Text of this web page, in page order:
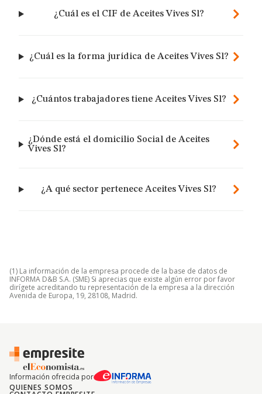
¿Cuál es el CIF de Aceites Vives Sl?
¿Cuál es la forma jurídica de Aceites Vives Sl?
¿Cuántos trabajadores tiene Aceites Vives Sl?
¿Dónde está el domicilio Social de Aceites
Vives Sl?
¿A qué sector pertenece Aceites Vives Sl?
(1) La información de la empresa procede de la base de datos de
INFORMA D&B S.A. (SME) Si aprecias que existe algún error por favor
dirígete acreditando tu representación de la empresa a la dirección
Avenida de Europa, 19, 28108, Madrid.
Información ofrecida por
QUIENES SOMOS